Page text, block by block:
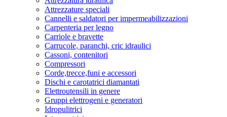
Attrezzature speciali
Cannelli e saldatori per impermeabilizzazioni
Carpenteria per legno
Carriole e bravette
Carrucole, paranchi, cric idraulici
Cassoni, contenitori
Compressori
Corde,trecce,funi e accessori
Dischi e carotatrici diamantati
Elettroutensili in genere
Gruppi elettrogeni e generatori
Idropulitrici